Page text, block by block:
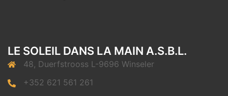
LE SOLEIL DANS LA MAIN A.S.B.L.
48, Duerfstrooss L-9696 Winseler
+352 621 561 261